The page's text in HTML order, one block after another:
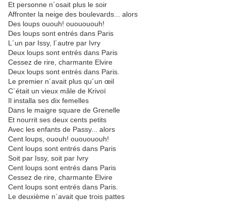
Et personne n´osait plus le soir
Affronter la neige des boulevards... alors
Des loups ououh! ououououh!
Des loups sont entrés dans Paris
L´un par Issy, l´autre par Ivry
Deux loups sont entrés dans Paris
Cessez de rire, charmante Elvire
Deux loups sont entrés dans Paris.
Le premier n´avait plus qu´un œil
C´était un vieux mâle de Krivoï
Il installa ses dix femelles
Dans le maigre square de Grenelle
Et nourrit ses deux cents petits
Avec les enfants de Passy... alors
Cent loups, ououh! ououououh!
Cent loups sont entrés dans Paris
Soit par Issy, soit par Ivry
Cent loups sont entrés dans Paris
Cessez de rire, charmante Elvire
Cent loups sont entrés dans Paris.
Le deuxième n´avait que trois pattes